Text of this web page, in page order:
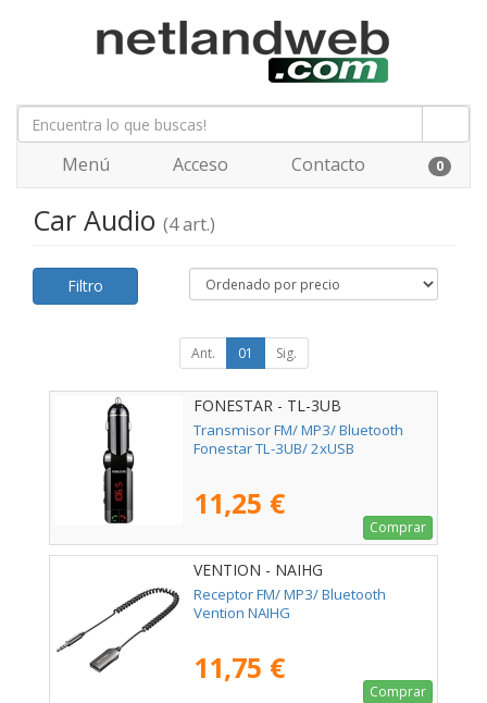
Menú Acceso Contacto 0
Car Audio (4 art.)
Filtro
Ant. 01 Sig.
FONESTAR - TL-3UB
Transmisor FM/ MP3/ Bluetooth
Fonestar TL-3UB/ 2xUSB
11,25 €
Comprar
VENTION - NAIHG
Receptor FM/ MP3/ Bluetooth
Vention NAIHG
11,75 €
Comprar